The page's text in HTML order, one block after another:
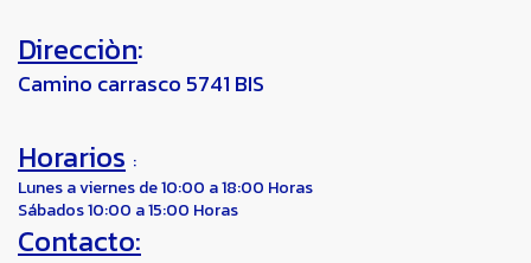
Direcciòn:
Camino carrasco 5741 BIS
Horarios :
Lunes a viernes de 10:00 a 18:00 Horas
Sábados 10:00 a 15:00 Horas
Contacto: